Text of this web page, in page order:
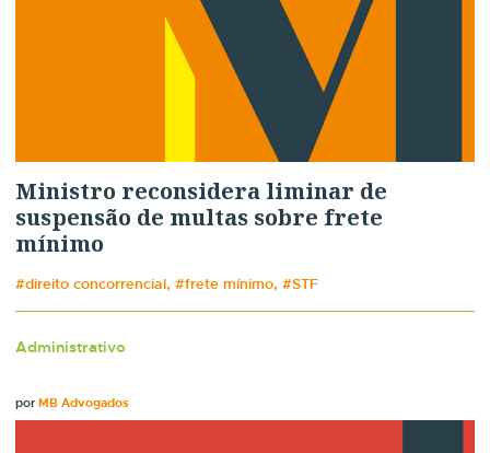
Ministro reconsidera liminar de
suspensão de multas sobre frete
mínimo
#direito concorrencial, #frete mínimo, #STF
Administrativo
porMB Advogados